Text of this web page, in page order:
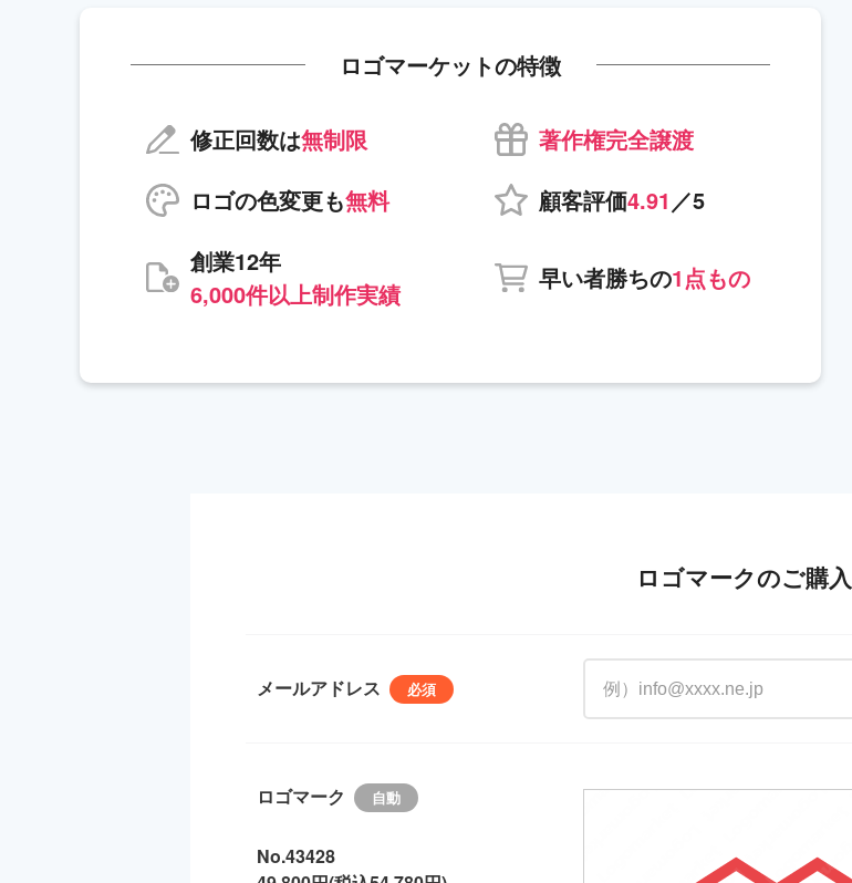
ロゴマーケットの特徴
修正回数は無制限
著作権完全譲渡
ロゴの色変更も無料 顧客評価4.91 ／5
創業12年
6,000件以上制作実績
早い者勝ちの1点もの
ロゴマークのご購入
メールアドレス
ロゴマーク
No.43428